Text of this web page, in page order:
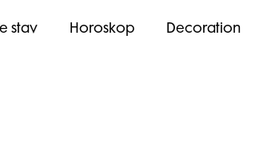
stav Horoskop Decoration